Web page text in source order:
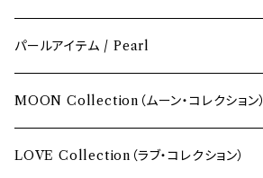
レッド / Red
ピンク / Pink
イエロー / Yellow
パールアイテム / Pearl
MOON Collection（ムーン・コレクション）
LOVE Collection（ラブ・コレクション）